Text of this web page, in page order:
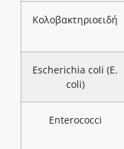
Κολοβακτηριοειδή
Escherichia coli (E.
coli)
Enterococci